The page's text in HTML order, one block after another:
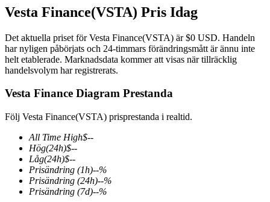
Futures med USDT som säkerhet
COIN-M Futures
Futures för kryptovaluta
Vesta Finance(VSTA) Pris Idag
Det aktuella priset för Vesta Finance(VSTA) är $0 USD. Handeln
har nyligen påbörjats och 24-timmars förändringsmått är ännu inte
helt etablerade. Marknadsdata kommer att visas när tillräcklig
handelsvolym har registrerats.
Vesta Finance Diagram Prestanda
Följ Vesta Finance(VSTA) prisprestanda i realtid.
All Time High$--
Hög(24h)$--
Låg(24h)$--
Prisändring (1h)--%
Prisändring (24h)--%
Prisändring (7d)--%